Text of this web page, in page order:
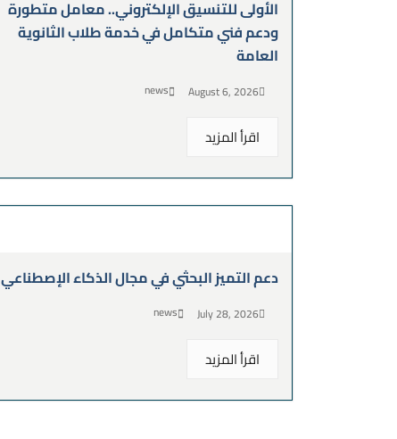
الأولى للتنسيق الإلكتروني.. معامل متطورة
ودعم فني متكامل في خدمة طلاب الثانوية
العامة
August 6, 2026
news
اقرأ المزيد
دعم التميز البحثي في مجال الذكاء الإصطناعي
July 28, 2026
news
اقرأ المزيد